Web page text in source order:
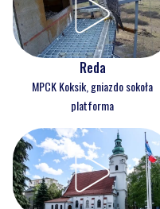
Reda
MPCK Koksik, gniazdo sokoła
platforma